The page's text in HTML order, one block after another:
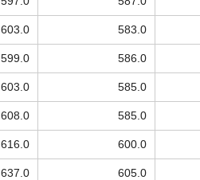
603.0 583.0
599.0 586.0
603.0 585.0
608.0 585.0
616.0 600.0
637.0 605.0